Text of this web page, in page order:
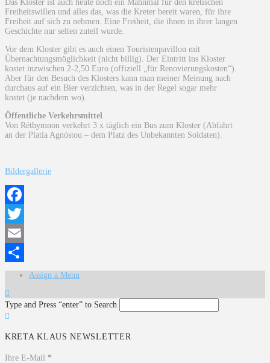
Das Kloster ist auch heute noch ein Mahnmal für den kretischen
Freiheitswillen und alles das, was die Kreter bereit waren, für ihre
Freiheit auf sich zu nehmen. Eine Freiheit, die ihnen in ihrer langen
Geschichte nur selten zuteil wurde.
Vor dem Kloster gibt es auch einen Touristenpavillon mit
Übernachtungsmöglichkeit (nicht billig). Der Eintritt ins Kloster
kostet inzwischen 2-2,50 Euro (offiziell „für Renovierungskosten“).
Aber für den Besuch des Klosters kann man meiner Meinung nach
durchaus auf ein Bier verzichten, was in der Regel sogar mehr
kostet (je nachdem wo).
Öffentliche Verkehrsmittel
Von Réthymnon verkehrt 3 x täglich ein Bus zum Kloster (Abfahrt
an der Platía Agnóstou – dem Platz des Unbekannten Soldaten).
Bildergallerie
Facebook
Twitter
Email
Teilen Assign a Menu
Type and Press “enter” to Search
KRETA KLAUS NEWSLETTER
Ihre E-Mail *